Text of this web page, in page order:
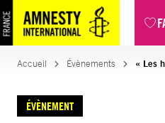
Accueil Évènements « Les
ÉVÈNEMENT